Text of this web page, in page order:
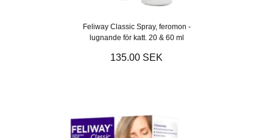
Feliway Classic Spray, feromon -
lugnande för katt. 20 & 60 ml
135.00 SEK